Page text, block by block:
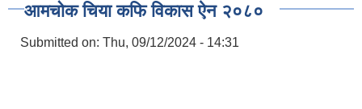
आमचोक चिया कफि विकास ऐन २०८०
Submitted on: Thu, 09/12/2024 - 14:31